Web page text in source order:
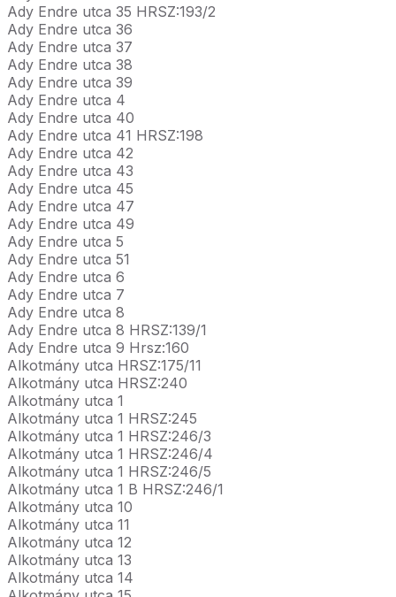
Ady Endre utca 35 HRSZ:193/2
Ady Endre utca 36
Ady Endre utca 37
Ady Endre utca 38
Ady Endre utca 39
Ady Endre utca 4
Ady Endre utca 40
Ady Endre utca 41 HRSZ:198
Ady Endre utca 42
Ady Endre utca 43
Ady Endre utca 45
Ady Endre utca 47
Ady Endre utca 49
Ady Endre utca 5
Ady Endre utca 51
Ady Endre utca 6
Ady Endre utca 7
Ady Endre utca 8
Ady Endre utca 8 HRSZ:139/1
Ady Endre utca 9 Hrsz:160
Alkotmány utca HRSZ:175/11
Alkotmány utca HRSZ:240
Alkotmány utca 1
Alkotmány utca 1 HRSZ:245
Alkotmány utca 1 HRSZ:246/3
Alkotmány utca 1 HRSZ:246/4
Alkotmány utca 1 HRSZ:246/5
Alkotmány utca 1 B HRSZ:246/1
Alkotmány utca 10
Alkotmány utca 11
Alkotmány utca 12
Alkotmány utca 13
Alkotmány utca 14